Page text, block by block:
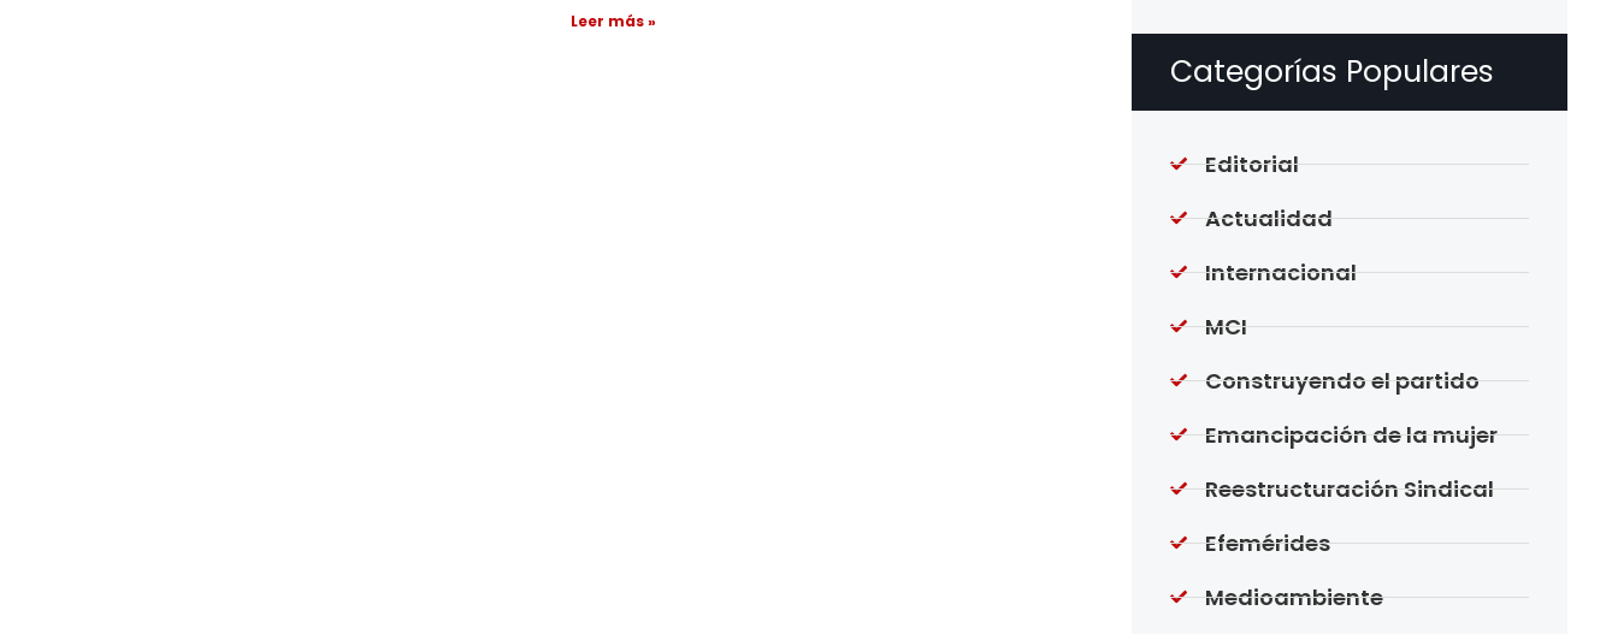
Leer más »
Categorías Populares
Editorial
Actualidad
Internacional
MCI
Construyendo el partido
Emancipación de la mujer
Reestructuración Sindical
Efemérides
Medioambiente